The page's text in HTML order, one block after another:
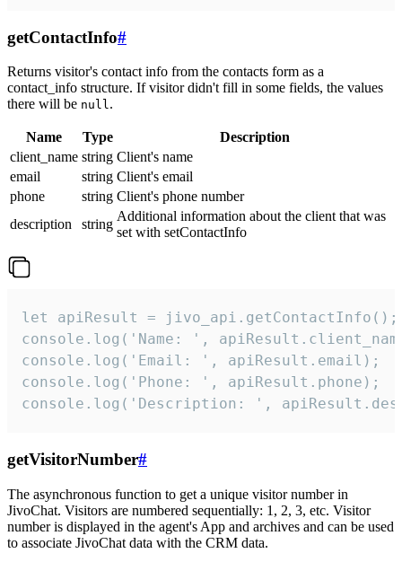
getContactInfo#
Returns visitor's contact info from the contacts form as a
contact_info structure. If visitor didn't fill in some fields, the values
there will be null.
Name Type
Description
client_name string Client's name
email
string Client's email
phone
string Client's phone number
description
string
Additional information about the client that was
set with setContactInfo
let apiResult = jivo_api.getContactInfo();
console.log('Name: ',
console.log('Email: ', apiResult.email);
console.log('Phone: ', apiResult.phone);
console.log('Description: ',
getVisitorNumber#
The asynchronous function to get a unique visitor number in
JivoChat. Visitors are numbered sequentially: 1, 2, 3, etc. Visitor
number is displayed in the agent's App and archives and can be used
to associate JivoChat data with the CRM data.